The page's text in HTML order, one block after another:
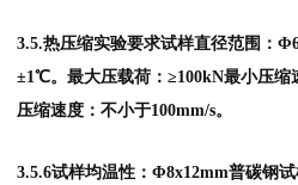
3.5.热压缩实验要求试样直径范围：
±1℃。最大压载荷：≥100kN最小压缩
压缩速度：不小于100mm/s。
3.5.6试样均温性：Φ8x12mm普碳钢